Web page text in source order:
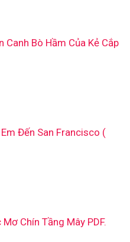
Canh Bò Hầm Của Kẻ Cắp
Đến San Francisco (
Chín Tầng Mây PDF.